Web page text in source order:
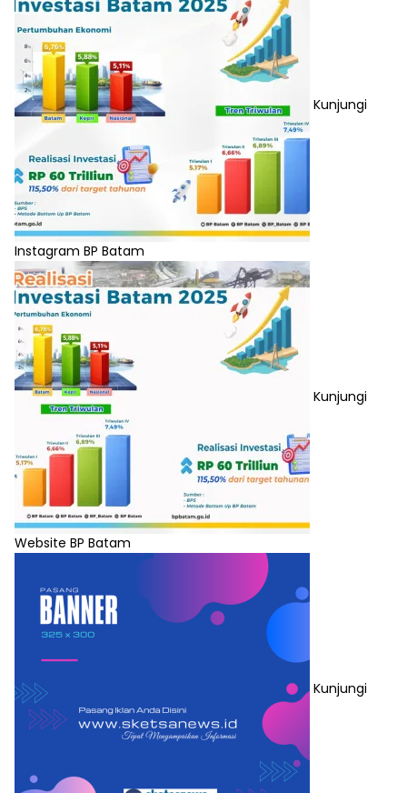
Kunjungi
Instagram BP Batam
Kunjungi
Website BP Batam
Kunjungi